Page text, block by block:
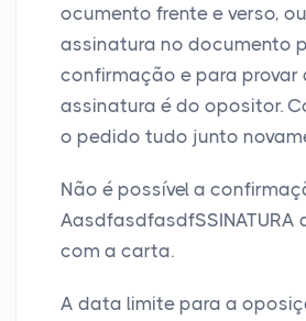
ocumento frente e verso,
assinatura no documento
confirmação e para provar
assinatura é do opositor.
o pedido tudo junto
Não é possível a
AasdfasdfasdfSSINATURA
com a carta.
A data limite para a